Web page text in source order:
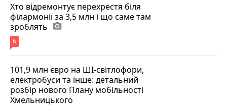
Хто відремонтує перехрестя біля
філармонії за 3,5 млн і що саме там
зроблять photo_camera
6
101,9 млн євро на ШІ-світлофори,
електробуси та інше: детальний
розбір нового Плану мобільності
Хмельницького